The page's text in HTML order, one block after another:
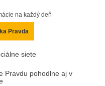
na každý deň
Pravda
siete
Pravdu pohodlne aj v